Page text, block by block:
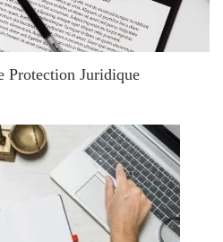
Protection Juridique